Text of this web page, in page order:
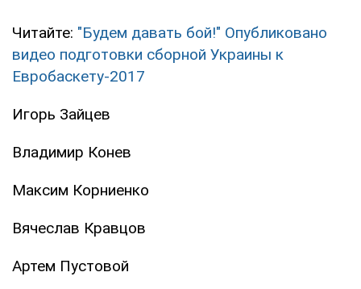
Читайте: "Будем давать бой!" Опубликовано
видео подготовки сборной Украины к
Евробаскету-2017
Игорь Зайцев
Владимир Конев
Максим Корниенко
Вячеслав Кравцов
Артем Пустовой